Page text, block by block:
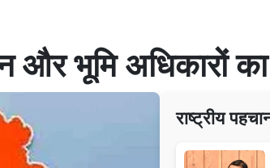
और भूमि अधिकारों
राष्ट्रीय